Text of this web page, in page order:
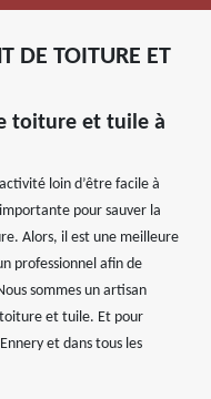
DE TOITURE ET
toiture et tuile à
loin d’être facile à
pour sauver la
Alors, il est une meilleure
professionnel afin de
sommes un artisan
et tuile. Et pour
et dans tous les